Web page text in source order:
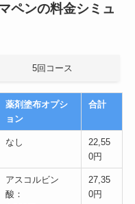
ペンの料金シミュ
5回コース
薬剤塗布オプシ
ョン
合計
なし
22,55
0円
アスコルビン
酸：
27,35
0円